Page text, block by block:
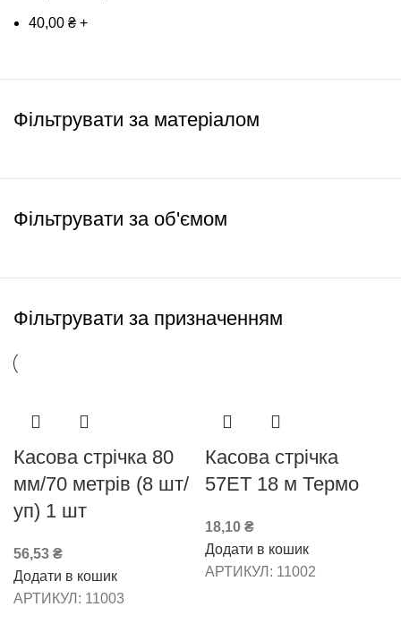
40,00 ₴ +
Фільтрувати за матеріалом
Фільтрувати за об'ємом
Фільтрувати за призначенням
Касова стрічка 80
мм/70 метрів (8 шт/
уп) 1 шт
56,53 ₴
Додати в кошик
АРТИКУЛ: 11003
Касова стрічка
57ЕТ 18 м Термо
18,10 ₴
Додати в кошик
АРТИКУЛ: 11002